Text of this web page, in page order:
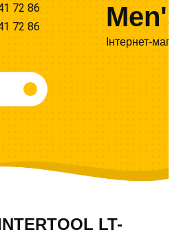
72 86
72 86
Інтернет-
LT-